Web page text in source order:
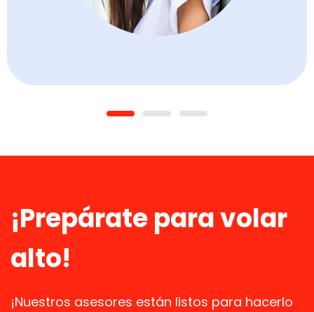
¡Prepárate para volar
alto!
¡Nuestros asesores están listos para hacerlo